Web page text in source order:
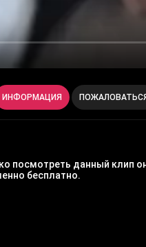
ИНФОРМАЦИЯ
посмотреть данный клип
бесплатно.